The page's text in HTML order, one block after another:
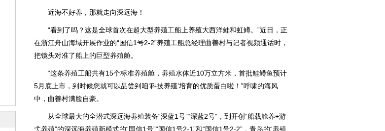
近海不好养，那就走向深远海！
“看到了吗？这是全球首次在超大型养殖工船上养殖大西洋鲑和虹鳟。”近日，正
在浙江舟山海域开展作业的“国信1号2-2”养殖工船总经理曲善村与记者视频通话时，
把镜头对准了船上的巨型养殖舱。
“这条养殖工船共有15个标准养殖舱，养殖水体近10万立方米，首批鲑鳟鱼预计
5月底上市，到时候您就可以品尝到咱‘科技养殖’培育的优质蛋白啦！”呼啸的海风
中，曲善村满脸自豪。
从全球最大的全潜式深远海养殖装备“深蓝1号”“深蓝2号”，到开创“船载舱养+游
弋养殖”的深远海养殖新模式的“国信1号”“国信1号2-1”和“国信1号2-2”，青岛的“养殖